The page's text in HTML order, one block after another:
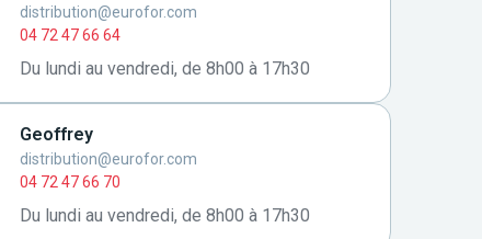
distribution@eurofor.com
04 72 47 66 64
Du lundi au vendredi, de 8h00 à 17h30
Geoffrey
distribution@eurofor.com
04 72 47 66 70
Du lundi au vendredi, de 8h00 à 17h30